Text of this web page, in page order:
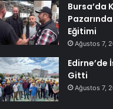
Bursa’da
Eğitimi
Ağustos 7,
Edirne’de
Gitti
Ağustos 7,